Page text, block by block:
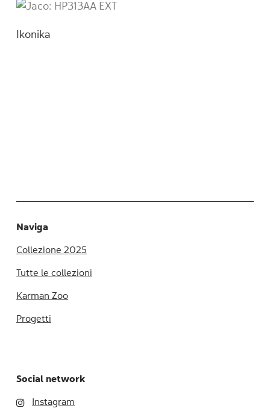
Ikonika
Naviga
Collezione 2025
Tutte le collezioni
Karman Zoo
Progetti
Social network
Instagram